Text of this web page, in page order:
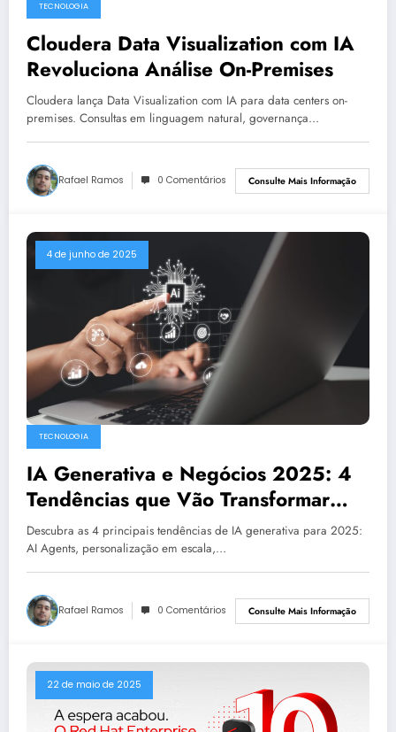
TECNOLOGIA
Cloudera Data Visualization com IA
Revoluciona Análise On-Premises
Cloudera lança Data Visualization com IA para data centers on-
premises. Consultas em linguagem natural, governança…
Rafael Ramos 0 Comentários Consulte Mais Informação
4 de junho de 2025
TECNOLOGIA
IA Generativa e Negócios 2025: 4
Tendências que Vão Transformar
Empresas
Descubra as 4 principais tendências de IA generativa para 2025:
AI Agents, personalização em escala,…
Rafael Ramos 0 Comentários Consulte Mais Informação
22 de maio de 2025